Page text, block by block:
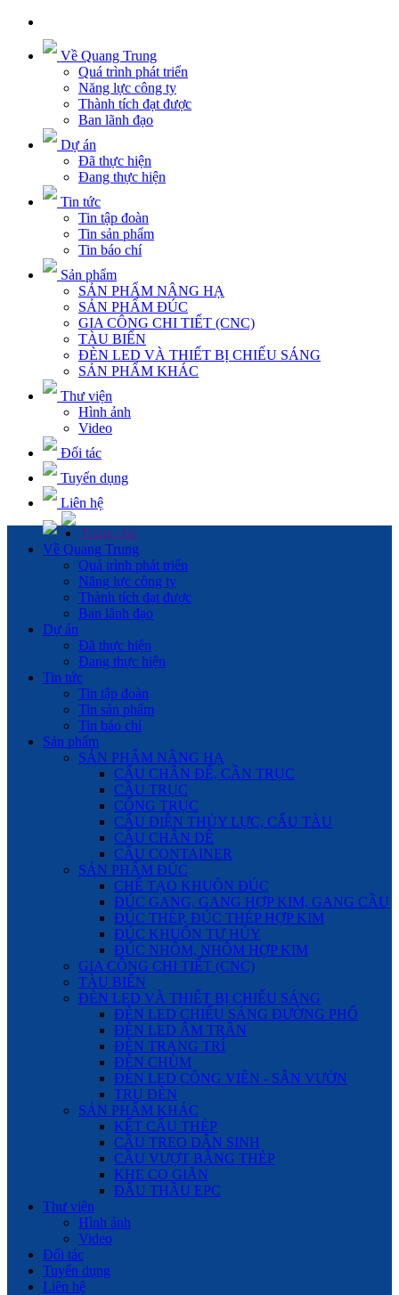
Về Quang Trung
Quá trình phát triển
Năng lực công ty
Thành tích đạt được
Ban lãnh đạo
Dự án
Đã thực hiện
Đang thực hiện
Tin tức
Tin tập đoàn
Tin sản phẩm
Tin báo chí
Sản phẩm
SẢN PHẨM NÂNG HẠ
SẢN PHẨM ĐÚC
GIA CÔNG CHI TIẾT (CNC)
TÀU BIỂN
ĐÈN LED VÀ THIẾT BỊ CHIẾU SÁNG
SẢN PHẨM KHÁC
Thư viện
Hình ảnh
Video
Đối tác
Tuyển dụng
Liên hệ
Trang chủ
Về Quang Trung
Quá trình phát triển
Năng lực công ty
Thành tích đạt được
Ban lãnh đạo
Dự án
Đã thực hiện
Đang thực hiện
Tin tức
Tin tập đoàn
Tin sản phẩm
Tin báo chí
Sản phẩm
SẢN PHẨM NÂNG HẠ
CẨU CHÂN ĐẾ, CẦN TRỤC
CẦU TRỤC
CỔNG TRỤC
CẨU ĐIỆN THỦY LỰC, CẨU TÀU
CẨU CHÂN DÊ
CẨU CONTAINER
SẢN PHẨM ĐÚC
CHẾ TẠO KHUÔN ĐÚC
ĐÚC GANG, GANG HỢP KIM, GANG CẦU
ĐÚC THÉP, ĐÚC THÉP HỢP KIM
ĐÚC KHUÔN TỰ HỦY
ĐÚC NHÔM, NHÔM HỢP KIM
GIA CÔNG CHI TIẾT (CNC)
TÀU BIỂN
ĐÈN LED VÀ THIẾT BỊ CHIẾU SÁNG
ĐÈN LED CHIẾU SÁNG ĐƯỜNG PHỐ
ĐÈN LED ÂM TRẦN
ĐÈN TRANG TRÍ
ĐÈN CHÙM
ĐÈN LED CÔNG VIÊN - SÂN VƯỜN
TRỤ ĐÈN
SẢN PHẨM KHÁC
KẾT CẤU THÉP
CẦU TREO DÂN SINH
CẦU VƯỢT BẰNG THÉP
KHE CO GIÃN
ĐẤU THẦU EPC
Thư viện
Hình ảnh
Video
Đối tác
Tuyển dụng
Liên hệ